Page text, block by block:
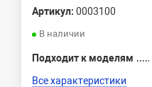
Артикул: 0003100
В наличии
Подходит к моделям
Все характеристики